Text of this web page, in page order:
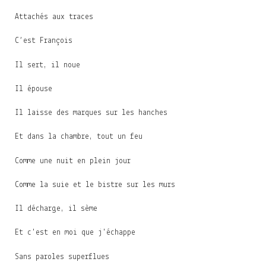
Attachés aux traces
C’est François
Il sert, il noue
Il épouse
Il laisse des marques sur les hanches
Et dans la chambre, tout un feu
Comme une nuit en plein jour
Comme la suie et le bistre sur les murs
Il décharge, il sème
Et c'est en moi que j'échappe
Sans paroles superflues